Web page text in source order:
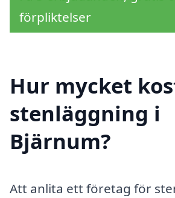
förpliktelser
Hur mycket
stenläggning i
Bjärnum?
Att anlita ett företag för